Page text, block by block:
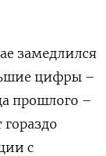
замедлился
цифры –
прошлого –
гораздо
с